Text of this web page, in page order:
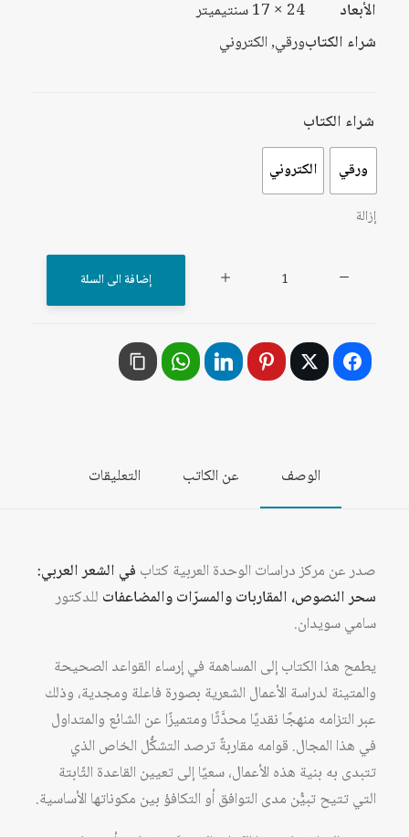
الأبعاد
24 × 17 سنتيميتر
شراء الكتابورقي, الكتروني
شراء الكتاب
ورقي الكتروني
إزالة
العربي
والمضاعفات
إضافة الى السلة
الوصف عن الكاتب التعليقات
صدر عن مركز دراسات الوحدة العربية كتاب في الشعر العربي:
سحر النصوص، المقاربات والمسرّات والمضاعفات للدكتور
سامي سويدان.
يطمح هذا الكتاب إلى المساهمة في إرساء القواعد الصحيحة
والمتينة لدراسة الأعمال الشعرية بصورة فاعلة ومجدية، وذلك
عبر التزامه منهجًا نقديًا محدَّثًا ومتميزًا عن الشائع والمتداول
في هذا المجال. قوامه مقاربةٌ ترصد التشكُّل الخاص الذي
تتبدى به بنية هذه الأعمال، سعيًا إلى تعيين القاعدة الثّابتة
التي تتيح تبيُّن مدى التوافق أو التكافؤ بين مكوناتها الأساسية.